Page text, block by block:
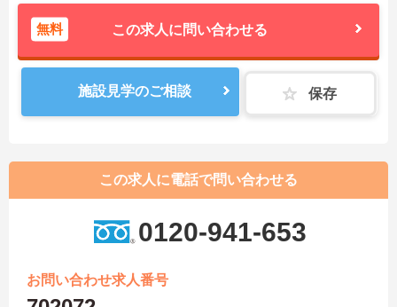
無料 この求人に問い合わせる
施設見学のご相談 保存
この求人に電話で問い合わせる
0120-941-653
お問い合わせ求人番号